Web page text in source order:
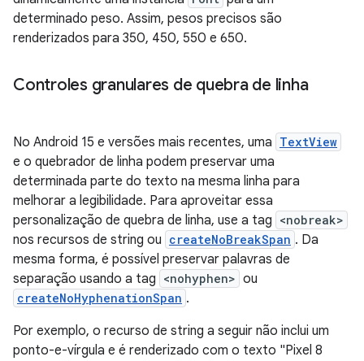
determinado peso. Assim, pesos precisos são
renderizados para 350, 450, 550 e 650.
Controles granulares de quebra de linha
No Android 15 e versões mais recentes, uma TextView
e o quebrador de linha podem preservar uma
determinada parte do texto na mesma linha para
melhorar a legibilidade. Para aproveitar essa
personalização de quebra de linha, use a tag <nobreak>
nos recursos de string ou createNoBreakSpan . Da
mesma forma, é possível preservar palavras de
separação usando a tag <nohyphen> ou
createNoHyphenationSpan .
Por exemplo, o recurso de string a seguir não inclui um
ponto-e-vírgula e é renderizado com o texto "Pixel 8